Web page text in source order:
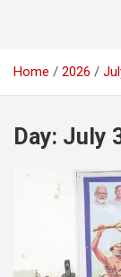
Home 2026
Day: July